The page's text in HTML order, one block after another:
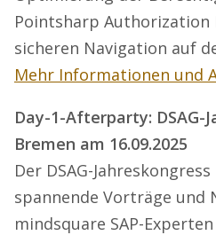
Pointsharp Authorization
sicheren Navigation auf
Mehr Informationen und
Day-1-Afterparty: DSAG-
Bremen am 16.09.2025
Der DSAG-
spannende Vorträge und
mindsquare SAP-